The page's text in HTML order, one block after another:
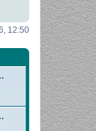
12:50